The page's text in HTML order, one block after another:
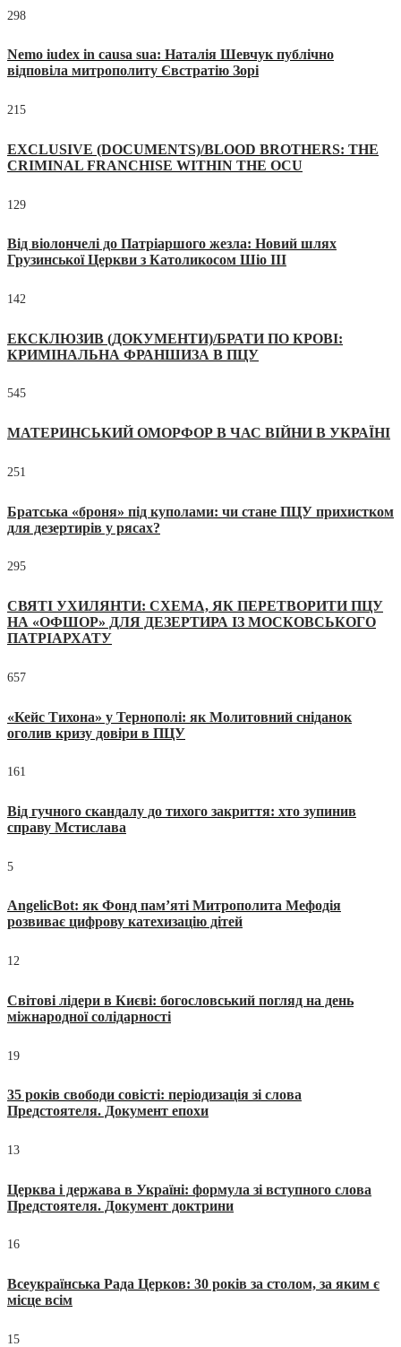
298
Nemo iudex in causa sua: Наталія Шевчук публічно
відповіла митрополиту Євстратію Зорі
215
EXCLUSIVE (DOCUMENTS)/BLOOD BROTHERS: THE
CRIMINAL FRANCHISE WITHIN THE OCU
129
Від віолончелі до Патріаршого жезла: Новий шлях
Грузинської Церкви з Католикосом Шіо III
142
ЕКСКЛЮЗИВ (ДОКУМЕНТИ)/БРАТИ ПО КРОВІ:
КРИМІНАЛЬНА ФРАНШИЗА В ПЦУ
545
МАТЕРИНСЬКИЙ ОМОРФОР В ЧАС ВІЙНИ В УКРАЇНІ
251
Братська «броня» під куполами: чи стане ПЦУ прихистком
для дезертирів у рясах?
295
СВЯТІ УХИЛЯНТИ: СХЕМА, ЯК ПЕРЕТВОРИТИ ПЦУ
НА «ОФШОР» ДЛЯ ДЕЗЕРТИРА ІЗ МОСКОВСЬКОГО
ПАТРІАРХАТУ
657
«Кейс Тихона» у Тернополі: як Молитовний сніданок
оголив кризу довіри в ПЦУ
161
Від гучного скандалу до тихого закриття: хто зупинив
справу Мстислава
5
AngelicBot: як Фонд пам’яті Митрополита Мефодія
розвиває цифрову катехизацію дітей
12
Світові лідери в Києві: богословський погляд на день
міжнародної солідарності
19
35 років свободи совісті: періодизація зі слова
Предстоятеля. Документ епохи
13
Церква і держава в Україні: формула зі вступного слова
Предстоятеля. Документ доктрини
16
Всеукраїнська Рада Церков: 30 років за столом, за яким є
місце всім
15